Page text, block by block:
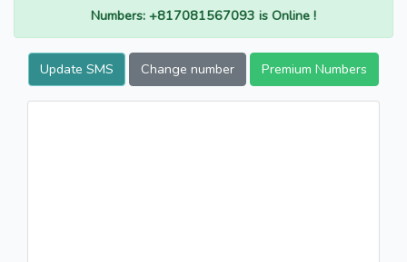
Numbers: +817081567093 is Online !
Update SMS Change number Premium Numbers